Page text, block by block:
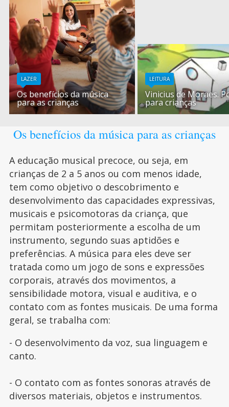
LAZER
Os benefícios da música
para as crianças
LEITURA
Vinicius de Moraes.
para crianças
Os benefícios da música para as crianças
A educação musical precoce, ou seja, em
crianças de 2 a 5 anos ou com menos idade,
tem como objetivo o descobrimento e
desenvolvimento das capacidades expressivas,
musicais e psicomotoras da criança, que
permitam posteriormente a escolha de um
instrumento, segundo suas aptidões e
preferências. A música para eles deve ser
tratada como um jogo de sons e expressões
corporais, através dos movimentos, a
sensibilidade motora, visual e auditiva, e o
contato com as fontes musicais. De uma forma
geral, se trabalha com:
- O desenvolvimento da voz, sua linguagem e
canto.
- O contato com as fontes sonoras através de
diversos materiais, objetos e instrumentos.